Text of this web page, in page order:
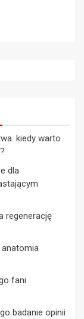
kiedy warto
dla
regenerację
fani
badanie opinii